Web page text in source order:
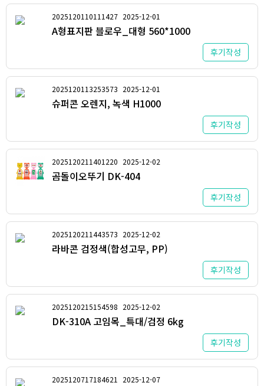
2025120110111427 2025-12-01
A형표지판 블로우_대형 560*1000
후기작성
2025120113253573 2025-12-01
슈퍼콘 오렌지, 녹색 H1000
후기작성
2025120211401220 2025-12-02
곰돌이오뚜기 DK-404
후기작성
2025120211443573 2025-12-02
라바콘 검정색(합성고무, PP)
후기작성
2025120215154598 2025-12-02
DK-310A 고임목_특대/검정 6kg
후기작성
2025120717184621 2025-12-07